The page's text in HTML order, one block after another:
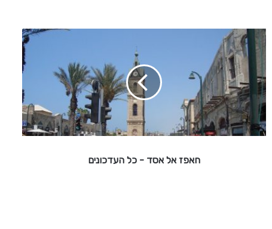
ח
א
ז
א
ל
א
ס
ד
חאפז אל אסד - כל העדכונים